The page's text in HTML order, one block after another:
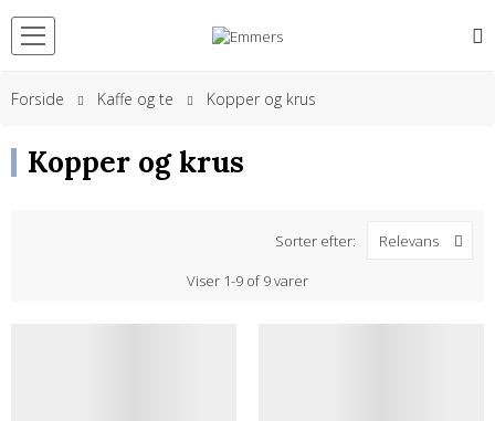
Forside Kaffe og te Kopper og krus
Kopper og krus
Sorter efter:
Relevans
Viser 1-9 of 9 varer